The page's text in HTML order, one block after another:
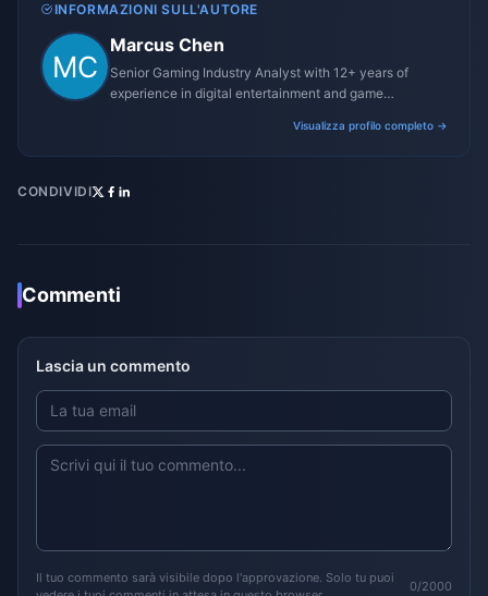
INFORMAZIONI SULL'AUTORE
Marcus Chen
Senior Gaming Industry Analyst with 12+ years of
experience in digital entertainment and game
Visualizza profilo completo →
CONDIVIDI
Commenti
Lascia un commento
Il tuo commento sarà visibile dopo l'approvazione. Solo tu puoi
0/2000